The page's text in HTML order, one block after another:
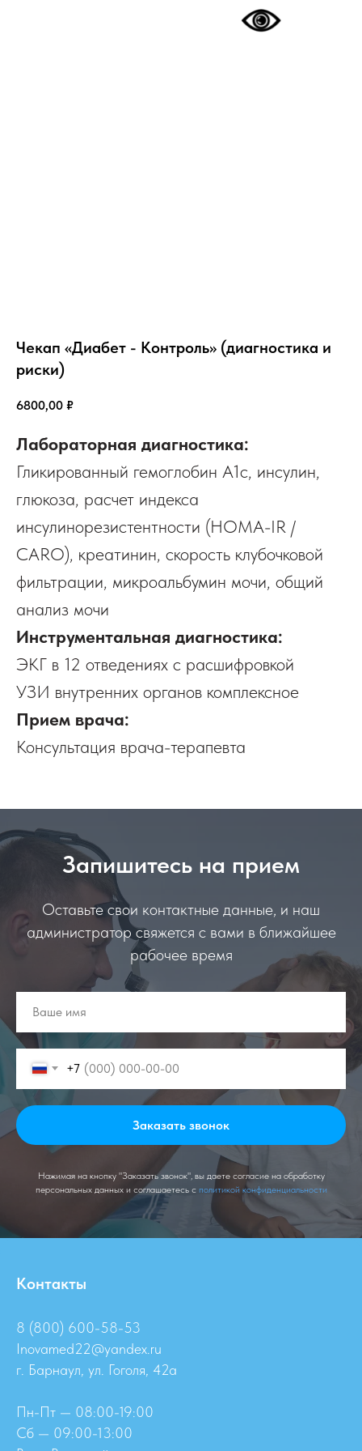
Чекап «Диабет - Контроль» (диагностика и
риски)
6800,00 ₽
Лабораторная диагностика:
Гликированный гемоглобин А1с, инсулин,
глюкоза, расчет индекса
инсулинорезистентности (HOMA-IR /
CARO), креатинин, скорость клубочковой
фильтрации, микроальбумин мочи, общий
анализ мочи
Инструментальная диагностика:
ЭКГ в 12 отведениях с расшифровкой
УЗИ внутренних органов комплексное
Прием врача:
Консультация врача-терапевта
Запишитесь на прием
Оставьте свои контактные данные, и наш
администратор свяжется с вами в ближайшее
рабочее время
+7
Заказать звонок
Нажимая на кнопку "Заказать звонок", вы даете согласие на обработку
персональных данных и соглашаетесь c политикой конфиденциальности
Контакты
8 (800) 600-58-53
Inovamed22@yandex.ru
г. Барнаул, ул. Гоголя, 42а
Пн-Пт — 08:00-19:00
Сб — 09:00-13:00